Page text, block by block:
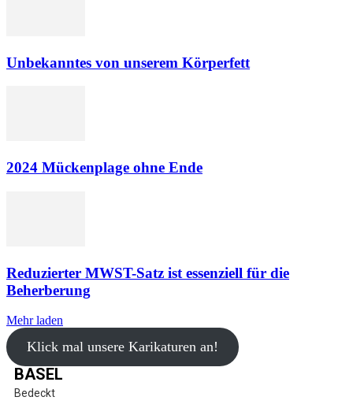
Unbekanntes von unserem Körperfett
2024 Mückenplage ohne Ende
Reduzierter MWST-Satz ist essenziell für die
Beherberung
Mehr laden
Klick mal unsere Karikaturen an!
BASEL
Bedeckt